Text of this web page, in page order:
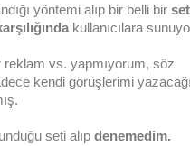
yöntemi alıp bir belli bir set
kullanıcılara
vs. yapmıyorum, söz
kendi görüşlerimi
seti alıp denemedim.